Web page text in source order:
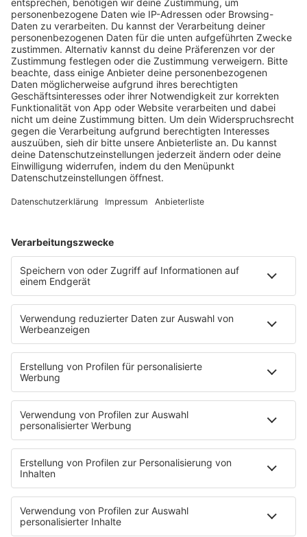
HOME
RADIOS
barba radio
Lagerfeuer
Füße hoch
Schmusekatze
Song Contest
Mädelsabend
Ich hasse Sport
Sonntag Morgen
Strandbar
Putzfimmel
Deutschpop
Deutsche Liebeslieder
PODCASTS
Mit den Waffeln einer Frau
Frühstück bei Barbara
Brave & One
NotAufnahme
"Bewerbung und Karriere"
Aber bitte mit Schlager
Erdbeerkäse
Fitness mit M.A.R.K
Glück in Worten
Todesursache